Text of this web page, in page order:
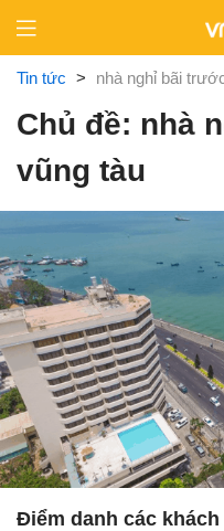
content
Tin tức > nhà nghỉ bãi
Chủ đề: nhà
vũng tàu
Điểm danh các